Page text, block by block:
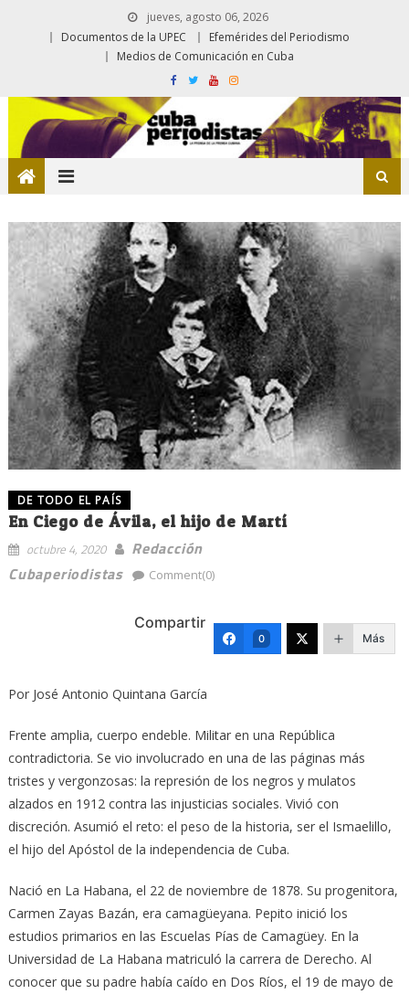
jueves, agosto 06, 2026
Documentos de la UPEC
Efemérides del Periodismo
Medios de Comunicación en Cuba
DE TODO EL PAÍS
En Ciego de Ávila, el hijo de Martí
octubre 4, 2020
Redacción
Cubaperiodistas
Comment(0)
Compartir
0 Más
Por José Antonio Quintana García
Frente amplia, cuerpo endeble. Militar en una República
contradictoria. Se vio involucrado en una de las páginas más
tristes y vergonzosas: la represión de los negros y mulatos
alzados en 1912 contra las injusticias sociales. Vivió con
discreción. Asumió el reto: el peso de la historia, ser el Ismaelillo,
el hijo del Apóstol de la independencia de Cuba.
Nació en La Habana, el 22 de noviembre de 1878. Su progenitora,
Carmen Zayas Bazán, era camagüeyana. Pepito inició los
estudios primarios en las Escuelas Pías de Camagüey. En la
Universidad de La Habana matriculó la carrera de Derecho. Al
conocer que su padre había caído en Dos Ríos, el 19 de mayo de